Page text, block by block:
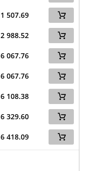
1 507.69
2 988.52
6 067.76
6 067.76
6 108.38
6 329.60
6 418.09